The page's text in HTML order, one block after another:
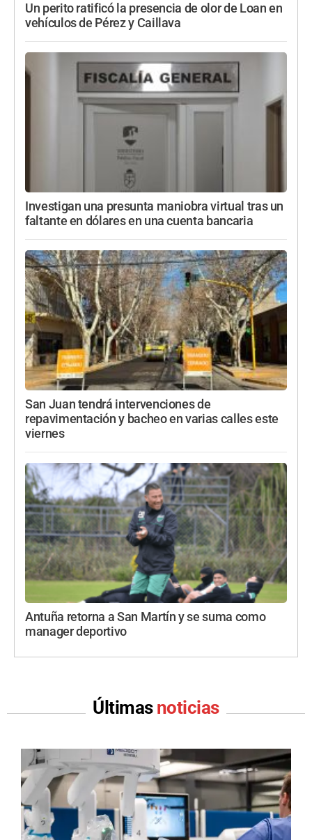
Un perito ratificó la presencia de olor de Loan en
vehículos de Pérez y Caillava
Investigan una presunta maniobra virtual tras un
faltante en dólares en una cuenta bancaria
San Juan tendrá intervenciones de
repavimentación y bacheo en varias calles este
viernes
Antuña retorna a San Martín y se suma como
manager deportivo
Últimas noticias